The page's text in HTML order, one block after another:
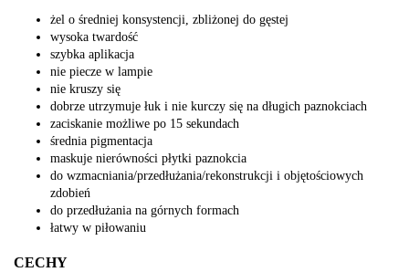
żel o średniej konsystencji, zbliżonej do gęstej
wysoka twardość
szybka aplikacja
nie piecze w lampie
nie kruszy się
dobrze utrzymuje łuk i nie kurczy się na długich paznokciach
zaciskanie możliwe po 15 sekundach
średnia pigmentacja
maskuje nierówności płytki paznokcia
do wzmacniania/przedłużania/rekonstrukcji i objętościowych
zdobień
do przedłużania na górnych formach
łatwy w piłowaniu
CECHY